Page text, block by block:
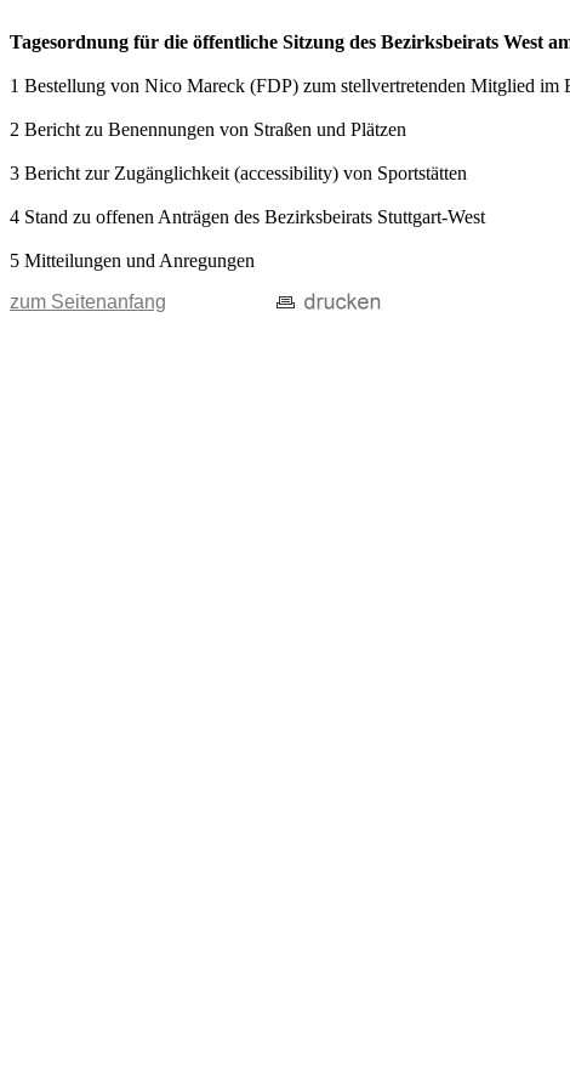
Tagesordnung für die öffentliche Sitzung des Bezirksbeirats West
1 Bestellung von Nico Mareck (FDP) zum stellvertretenden Mitglied im
2 Bericht zu Benennungen von Straßen und Plätzen
3 Bericht zur Zugänglichkeit (accessibility) von Sportstätten
4 Stand zu offenen Anträgen des Bezirksbeirats Stuttgart-West
5 Mitteilungen und Anregungen
zum Seitenanfang